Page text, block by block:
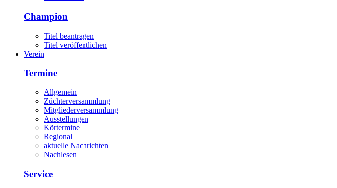
Champion
Titel beantragen
Titel veröffentlichen
Verein
Termine
Allgemein
Züchterversammlung
Mitgliederversammlung
Ausstellungen
Körtermine
Regional
aktuelle Nachrichten
Nachlesen
Service